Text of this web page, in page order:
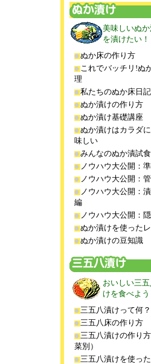
美味しいぬか
を漬けたい！
ぬか床の作り方
これでバッチリ!ぬ
理
私たちのぬか床日記
ぬか漬けの作り方
ぬか漬け基礎講座
ぬか漬けはカラダ
味しい
みんなのぬか漬試食
ノウハウ大公開：
ノウハウ大公開：
ノウハウ大公開：
編
ノウハウ大公開：
ぬか漬けを使った
ぬか漬けの豆知識
おいしい三
けを食べよう
三五八漬けって何？
三五八床の作り方
三五八漬けの作り
菜別）
三五八漬けを使っ